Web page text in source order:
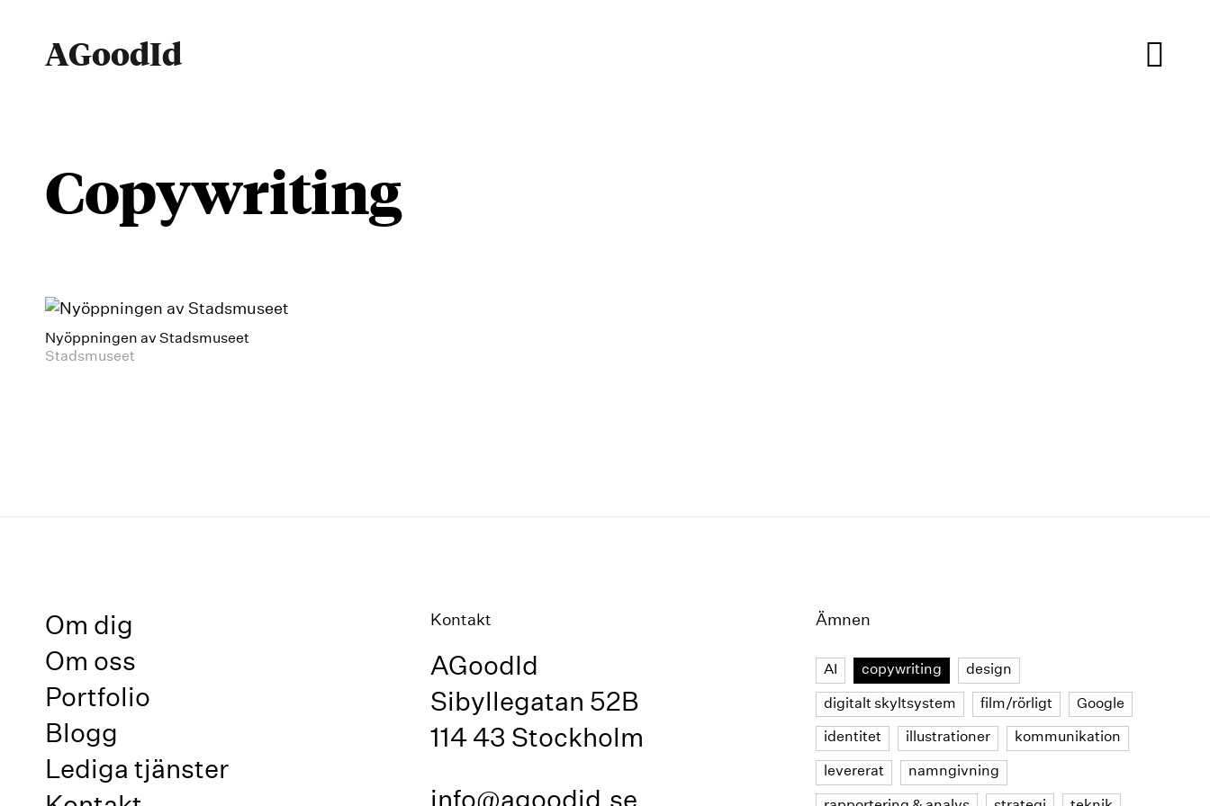
innehållAGoodId
copywriting
Nyöppningen av Stadsmuseet
Stadsmuseet
Om dig
Om oss
Portfolio
Blogg
Lediga tjänster
Kontakt
AGoodId
Sibyllegatan 52B
114 43 Stockholm
info@agoodid.se
Ämnen
AI copywriting
design
digitalt skyltsystem
film/rörligt
Google
identitet
illustrationer
kommunikation
levererat
namngivning